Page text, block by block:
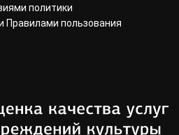
политики
Правилами пользования